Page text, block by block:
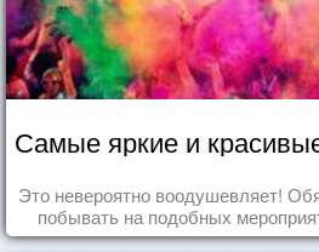
Самые яркие и
Это невероятно воодушевляет!
побывать на подобных